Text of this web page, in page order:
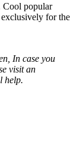
Cool popular
for the
In case you
visit an
help.